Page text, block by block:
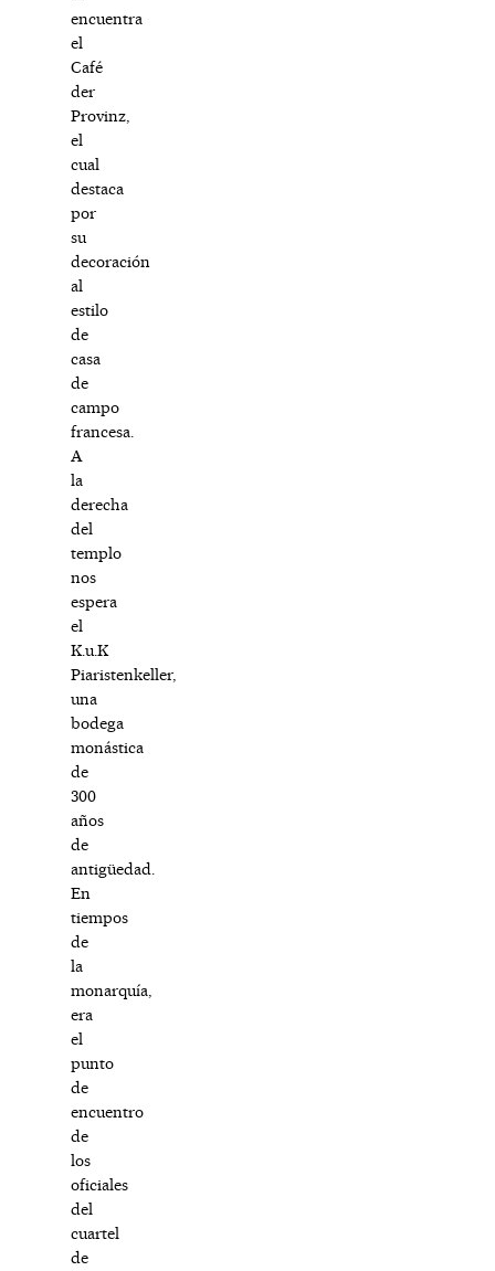
encuentra
el
Café
der
Provinz,
el
cual
destaca
por
su
decoración
al
estilo
de
casa
de
campo
francesa.
A
la
derecha
del
templo
nos
espera
el
K.u.K
Piaristenkeller,
una
bodega
monástica
de
300
años
de
antigüedad.
En
tiempos
de
la
monarquía,
era
el
punto
de
encuentro
de
los
oficiales
del
cuartel
de